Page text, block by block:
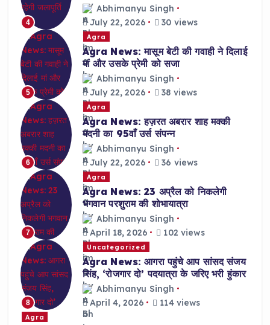
4
Abhimanyu Singh
July 22, 2026
30 views
5
Agra
Agra News: मासूम बेटी की गवाही ने दिलाई
मां और उसके प्रेमी को सजा
Abhimanyu Singh
July 22, 2026
38 views
6
Agra
Agra News: हज़रत अबरार शाह मक्की
मदनी का 95वाँ उर्स संपन्न
Abhimanyu Singh
July 22, 2026
36 views
7
Agra
Agra News: 23 अप्रैल को निकलेगी
भगवान परशुराम की शोभायात्रा
Abhimanyu Singh
April 18, 2026
102 views
8
Uncategorized
Agra News: आगरा पहुंचे आप सांसद संजय
सिंह, ‘रोजगार दो’ पदयात्रा के जरिए भरी हुंकार
Abhimanyu Singh
April 4, 2026
114 views
Agra